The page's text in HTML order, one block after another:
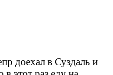
доехал в Суздаль и